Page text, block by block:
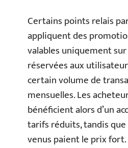
Certains points relais
appliquent des
valables uniquement
réservées aux
certain volume de
mensuelles. Les
bénéficient alors d’un
tarifs réduits, tandis
venus paient le prix fort.